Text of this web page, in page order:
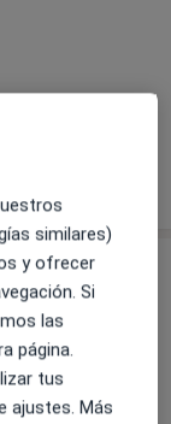
similares)
y ofrecer
Si
las
página.
tus
ajustes. Más